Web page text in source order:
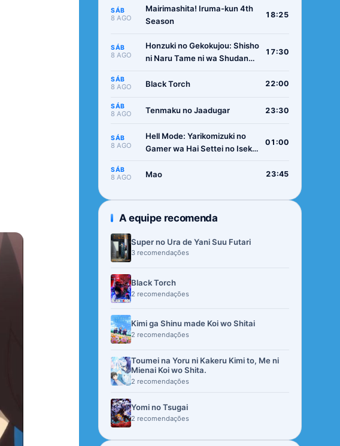
SÁB
8 AGO
Mairimashita! Iruma-kun 4th
Season
18:25
SÁB
8 AGO
Honzuki no Gekokujou: Shisho
ni Naru Tame ni wa Shudan
Ryoushu no Youjo
17:30
SÁB
8 AGO Black Torch 22:00
SÁB
8 AGO Tenmaku no Jaadugar 23:30
SÁB
8 AGO
Hell Mode: Yarikomizuki no
Gamer wa Hai Settei no Isekai
01:00
SÁB
8 AGO Mao 23:45
A equipe recomenda
Super no Ura de Yani Suu Futari
3 recomendações
Black Torch
2 recomendações
Kimi ga Shinu made Koi wo Shitai
2 recomendações
Toumei na Yoru ni Kakeru Kimi to, Me ni
Mienai Koi wo Shita.
2 recomendações
Yomi no Tsugai
2 recomendações